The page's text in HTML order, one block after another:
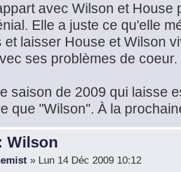
avec Wilson et House
Elle a juste ce qu'elle
et laisser House et Wilson
ses problèmes de coeur.
saison de 2009 qui laisse
que "Wilson". À la
Wilson
» Lun 14 Déc 2009 10:12